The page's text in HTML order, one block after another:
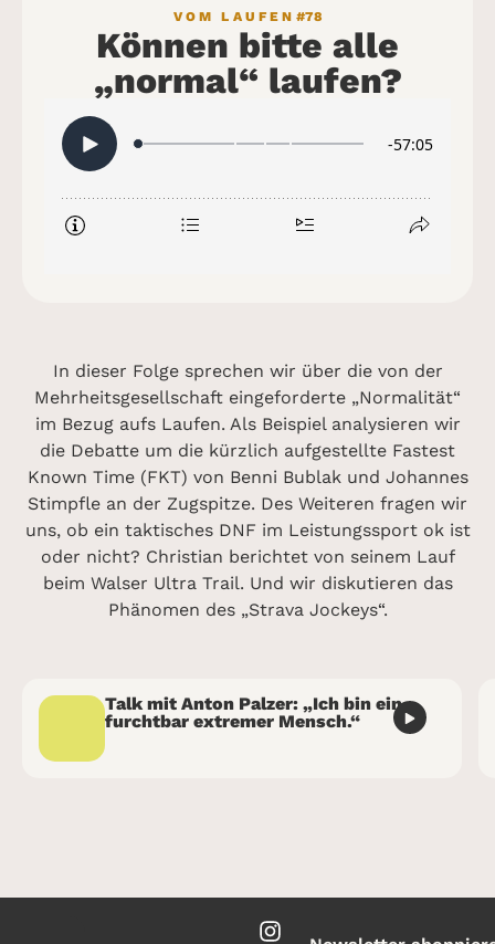
VOM LAUFEN #78
Können bitte alle
„normal“ laufen?
In dieser Folge sprechen wir über die von der
Mehrheitsgesellschaft eingeforderte „Normalität“
im Bezug aufs Laufen. Als Beispiel analysieren wir
die Debatte um die kürzlich aufgestellte Fastest
Known Time (FKT) von Benni Bublak und Johannes
Stimpfle an der Zugspitze. Des Weiteren fragen wir
uns, ob ein taktisches DNF im Leistungssport ok ist
oder nicht? Christian berichtet von seinem Lauf
beim Walser Ultra Trail. Und wir diskutieren das
Phänomen des „Strava Jockeys“.
Talk mit Anton Palzer: „Ich bin ein
furchtbar extremer Mensch.“